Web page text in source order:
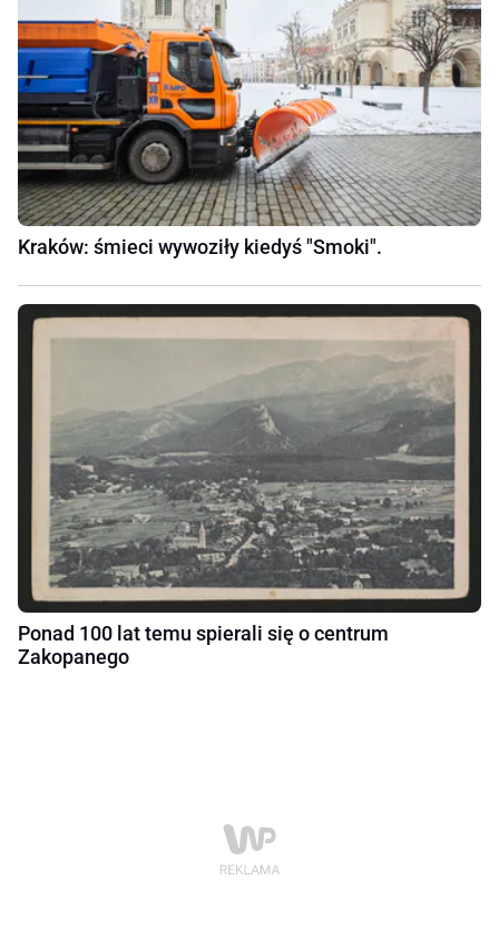
Kraków: śmieci wywoziły kiedyś "Smoki".
Ponad 100 lat temu spierali się o centrum
Zakopanego